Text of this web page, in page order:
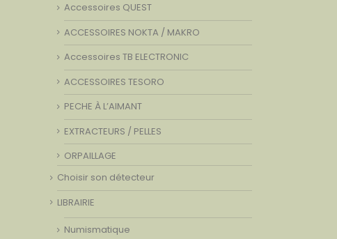
Accessoires QUEST
ACCESSOIRES NOKTA / MAKRO
Accessoires TB ELECTRONIC
ACCESSOIRES TESORO
PECHE À L’AIMANT
EXTRACTEURS / PELLES
ORPAILLAGE
Choisir son détecteur
LIBRAIRIE
Numismatique